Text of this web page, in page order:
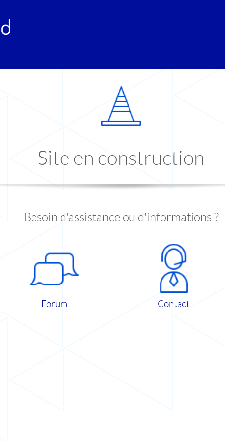
Site en construction
Besoin d'assistance ou d'informations ?
Forum Contact